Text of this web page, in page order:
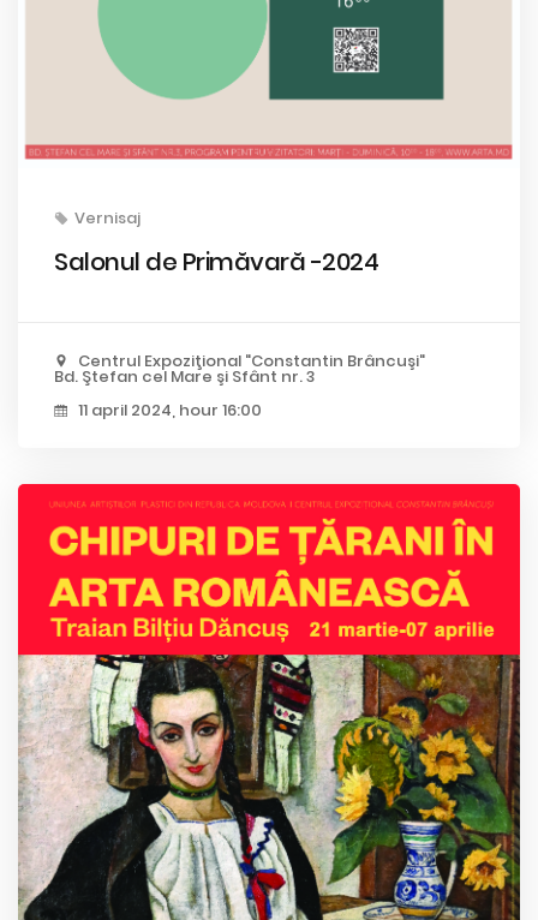
Vernisaj
Salonul de Primăvară -2024
Centrul Expoziţional "Constantin Brâncuşi"
Bd. Ştefan cel Mare şi Sfânt nr. 3
11 april 2024, hour 16:00